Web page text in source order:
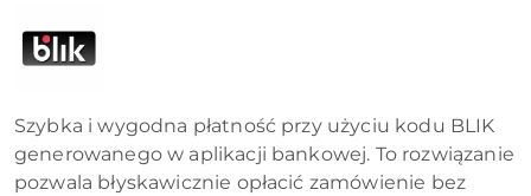
Szybka i wygodna płatność przy użyciu kodu BLIK
generowanego w aplikacji bankowej. To rozwiązanie
pozwala błyskawicznie opłacić zamówienie bez